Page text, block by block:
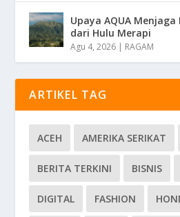
Upaya AQUA
dari Hulu Merapi
Agu 4, 2026 | RAGAM
ARTIKEL TAG
ACEH AMERIKA SERIKAT
BERITA TERKINI BISNIS
DIGITAL FASHION